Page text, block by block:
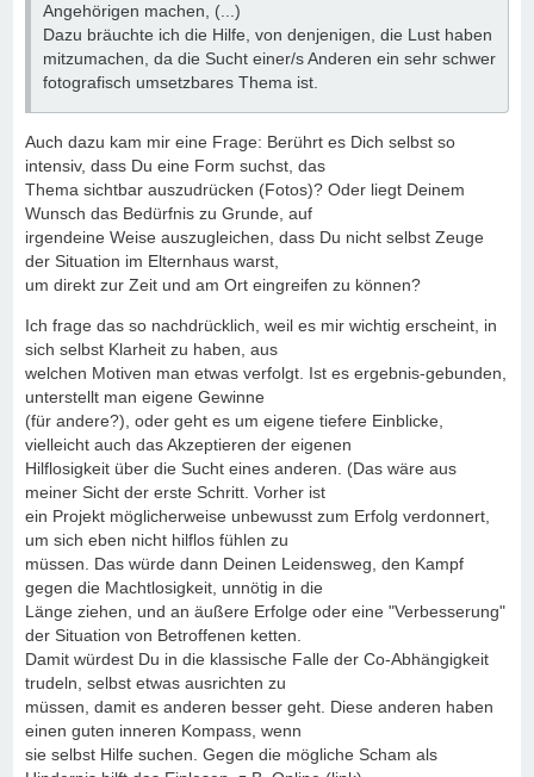
Angehörigen machen, (...)
Dazu bräuchte ich die Hilfe, von denjenigen, die Lust haben
mitzumachen, da die Sucht einer/s Anderen ein sehr schwer
fotografisch umsetzbares Thema ist.
Auch dazu kam mir eine Frage: Berührt es Dich selbst so
intensiv, dass Du eine Form suchst, das
Thema sichtbar auszudrücken (Fotos)? Oder liegt Deinem
Wunsch das Bedürfnis zu Grunde, auf
irgendeine Weise auszugleichen, dass Du nicht selbst Zeuge
der Situation im Elternhaus warst,
um direkt zur Zeit und am Ort eingreifen zu können?
Ich frage das so nachdrücklich, weil es mir wichtig erscheint, in
sich selbst Klarheit zu haben, aus
welchen Motiven man etwas verfolgt. Ist es ergebnis-gebunden,
unterstellt man eigene Gewinne
(für andere?), oder geht es um eigene tiefere Einblicke,
vielleicht auch das Akzeptieren der eigenen
Hilflosigkeit über die Sucht eines anderen. (Das wäre aus
meiner Sicht der erste Schritt. Vorher ist
ein Projekt möglicherweise unbewusst zum Erfolg verdonnert,
um sich eben nicht hilflos fühlen zu
müssen. Das würde dann Deinen Leidensweg, den Kampf
gegen die Machtlosigkeit, unnötig in die
Länge ziehen, und an äußere Erfolge oder eine "Verbesserung"
der Situation von Betroffenen ketten.
Damit würdest Du in die klassische Falle der Co-Abhängigkeit
trudeln, selbst etwas ausrichten zu
müssen, damit es anderen besser geht. Diese anderen haben
einen guten inneren Kompass, wenn
sie selbst Hilfe suchen. Gegen die mögliche Scham als